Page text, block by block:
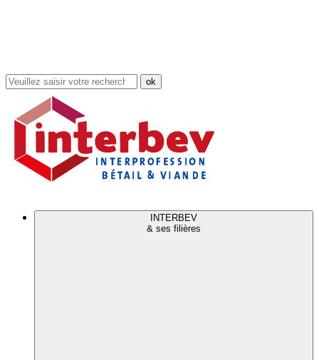
Rechercher
dans
site
INTERBEV
& ses filières